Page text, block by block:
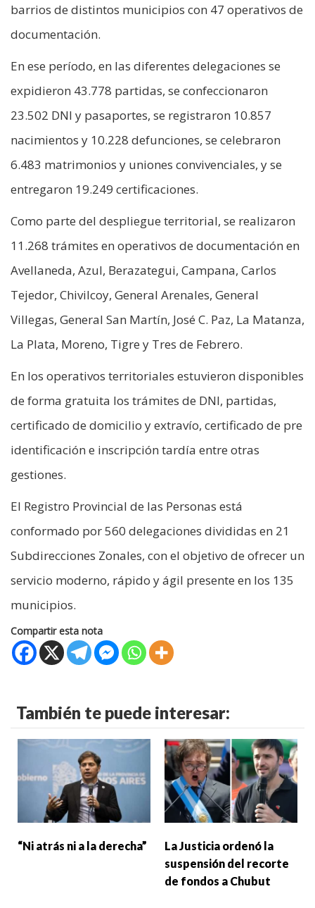
barrios de distintos municipios con 47 operativos de
documentación.
En ese período, en las diferentes delegaciones se
expidieron 43.778 partidas, se confeccionaron
23.502 DNI y pasaportes, se registraron 10.857
nacimientos y 10.228 defunciones, se celebraron
6.483 matrimonios y uniones convivenciales, y se
entregaron 19.249 certificaciones.
Como parte del despliegue territorial, se realizaron
11.268 trámites en operativos de documentación en
Avellaneda, Azul, Berazategui, Campana, Carlos
Tejedor, Chivilcoy, General Arenales, General
Villegas, General San Martín, José C. Paz, La Matanza,
La Plata, Moreno, Tigre y Tres de Febrero.
En los operativos territoriales estuvieron disponibles
de forma gratuita los trámites de DNI, partidas,
certificado de domicilio y extravío, certificado de pre
identificación e inscripción tardía entre otras
gestiones.
El Registro Provincial de las Personas está
conformado por 560 delegaciones divididas en 21
Subdirecciones Zonales, con el objetivo de ofrecer un
servicio moderno, rápido y ágil presente en los 135
municipios.
Compartir esta nota
También te puede interesar:
“Ni atrás ni a la derecha”
La Justicia ordenó la
suspensión del recorte
de fondos a Chubut